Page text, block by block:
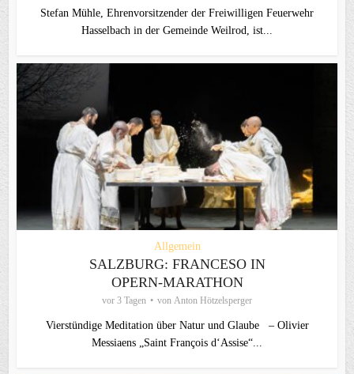
Stefan Mühle, Ehrenvorsitzender der Freiwilligen Feuerwehr
Hasselbach in der Gemeinde Weilrod, ist...
Allgemein
SALZBURG: FRANCESO IN
OPERN-MARATHON
vor 3 Tagen von Anton Hötzelsperger
Vierstündige Meditation über Natur und Glaube – Olivier
Messiaens „Saint François d‘Assise“...